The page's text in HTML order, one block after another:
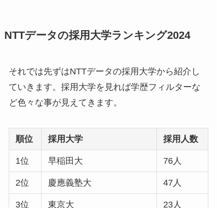
NTTデータの採用大学ランキング2024
それでは先ずはNTTデータの採用大学から紹介し
ていきます。採用大学を見れば学歴フィルターな
ど色々な事が見えてきます。
順位 採用大学 採用人数
1位 早稲田大 76人
2位 慶應義塾大 47人
3位 東京大 23人